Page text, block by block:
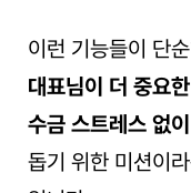
이런 기능들이 단
대표님이 더 중요
수금 스트레스 없
돕기 위한 미션이